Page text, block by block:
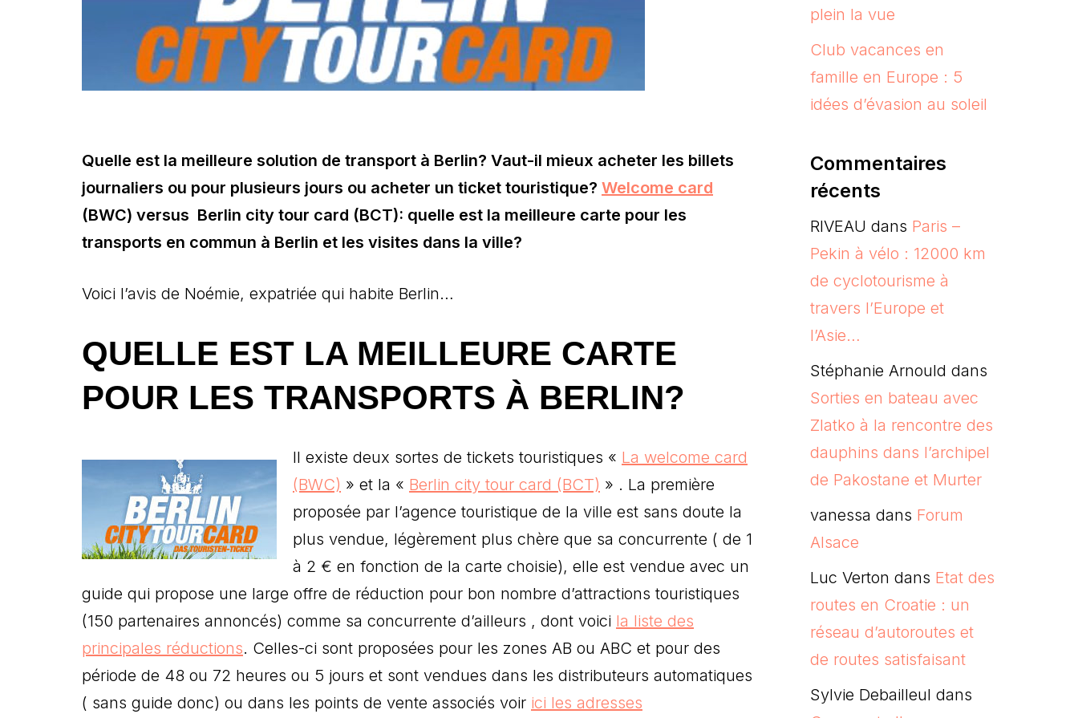
Quelle est la meilleure solution de transport à Berlin? Vaut-il mieux acheter les billets
journaliers ou pour plusieurs jours ou acheter un ticket touristique? Welcome card
(BWC) versus Berlin city tour card (BCT): quelle est la meilleure carte pour les
transports en commun à Berlin et les visites dans la ville?
Voici l’avis de Noémie, expatriée qui habite Berlin…
QUELLE EST LA MEILLEURE CARTE
POUR LES TRANSPORTS À BERLIN?
Il existe deux sortes de tickets touristiques « La welcome card
(BWC) » et la « Berlin city tour card (BCT) » . La première
proposée par l’agence touristique de la ville est sans doute la
plus vendue, légèrement plus chère que sa concurrente ( de 1
à 2 € en fonction de la carte choisie), elle est vendue avec un
guide qui propose une large offre de réduction pour bon nombre d’attractions touristiques
(150 partenaires annoncés) comme sa concurrente d’ailleurs , dont voici la liste des
principales réductions. Celles-ci sont proposées pour les zones AB ou ABC et pour des
période de 48 ou 72 heures ou 5 jours et sont vendues dans les distributeurs automatiques
( sans guide donc) ou dans les points de vente associés voir ici les adresses
plein la vue
Club vacances en
famille en Europe : 5
idées d’évasion au soleil
Commentaires
récents
RIVEAU dans Paris –
Pekin à vélo : 12000 km
de cyclotourisme à
travers l’Europe et
l’Asie…
Stéphanie Arnould dans
Sorties en bateau avec
Zlatko à la rencontre des
dauphins dans l’archipel
de Pakostane et Murter
vanessa dans Forum
Alsace
Luc Verton dans Etat des
routes en Croatie : un
réseau d’autoroutes et
de routes satisfaisant
Sylvie Debailleul dans